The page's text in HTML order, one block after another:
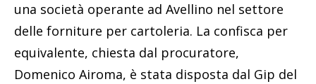
una società operante ad Avellino nel settore
delle forniture per cartoleria. La confisca per
equivalente, chiesta dal procuratore,
Domenico Airoma, è stata disposta dal Gip del